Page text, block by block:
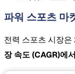
파워 스포츠 마
전력 스포츠 시장
장 속도(CAGR)에